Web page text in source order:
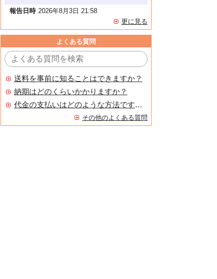
報告日時 2026年8月3日 21:58
更に見る
よくある質問
送料を事前に知ることはできますか？
納期はどのくらいかかりますか？
代金の支払いはどのような方法ですか？
その他のよくある質問